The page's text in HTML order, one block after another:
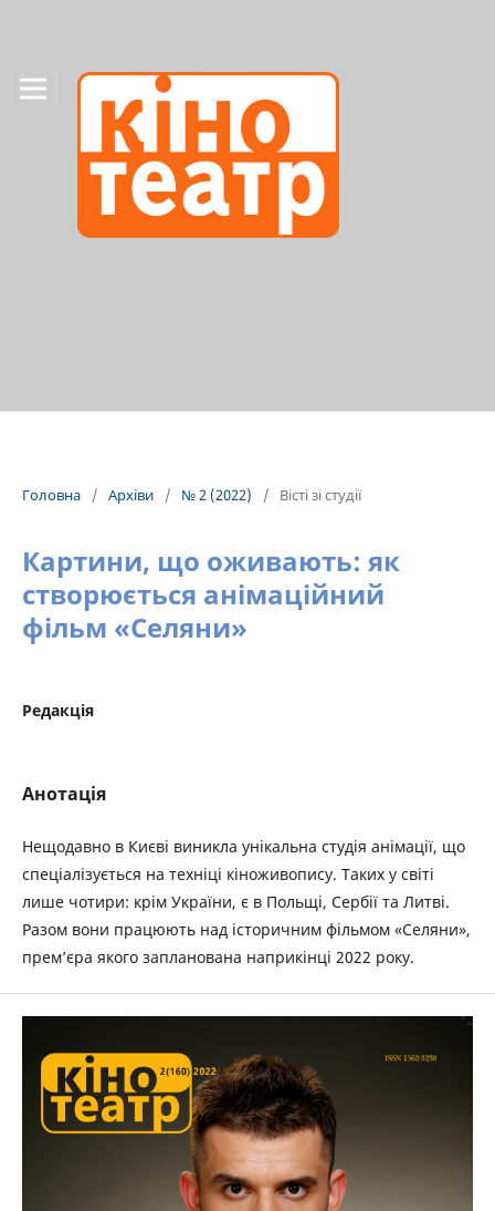
Головна / Архіви / № 2 (2022) / Вісті зі студії
Картини, що оживають: як
створюється анімаційний
фільм «Селяни»
Редакція
Анотація
Нещодавно в Києві виникла унікальна студія анімації, що
спеціалізується на техніці кіноживопису. Таких у світі
лише чотири: крім України, є в Польщі, Сербії та Литві.
Разом вони працюють над історичним фільмом «Селяни»,
прем’єра якого запланована наприкінці 2022 року.